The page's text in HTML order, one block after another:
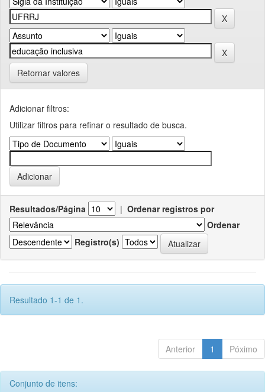
Retornar valores
Adicionar filtros:
Utilizar filtros para refinar o resultado de busca.
Resultados/Página | Ordenar registros por
Ordenar
Registro(s)
Resultado 1-1 de 1.
Anterior 1 Póximo
Conjunto de itens: